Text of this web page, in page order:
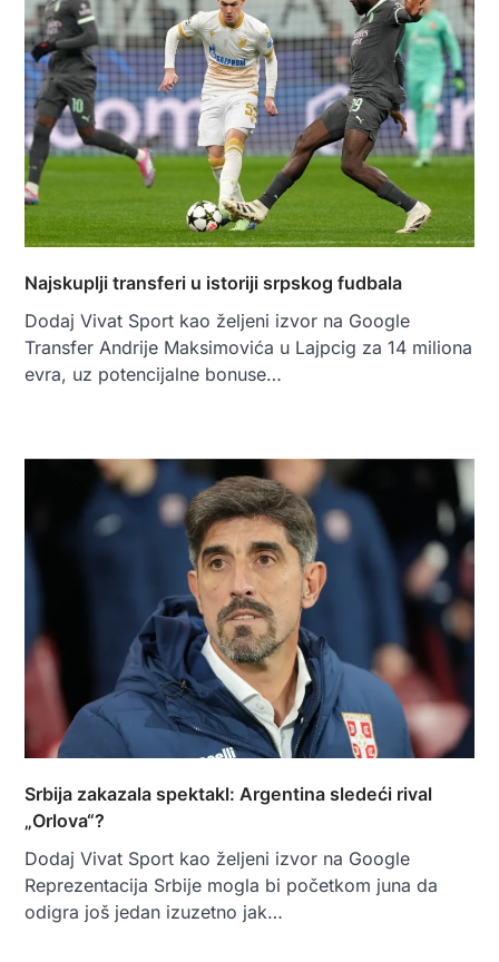
Najskuplji transferi u istoriji srpskog fudbala
Dodaj Vivat Sport kao željeni izvor na Google
Transfer Andrije Maksimovića u Lajpcig za 14 miliona
evra, uz potencijalne bonuse…
Srbija zakazala spektakl: Argentina sledeći rival
„Orlova“?
Dodaj Vivat Sport kao željeni izvor na Google
Reprezentacija Srbije mogla bi početkom juna da
odigra još jedan izuzetno jak…